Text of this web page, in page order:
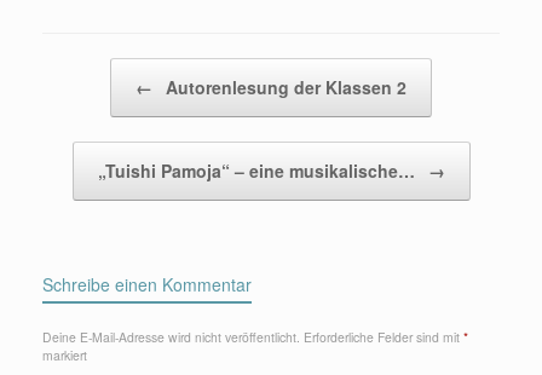
← Autorenlesung der Klassen 2
„Tuishi Pamoja“ – eine musikalische… →
Schreibe einen Kommentar
Deine E-Mail-Adresse wird nicht veröffentlicht. Erforderliche Felder sind mit *
markiert